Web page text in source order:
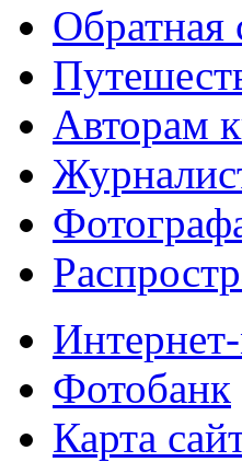
Обратная
Авторам
Фотобанк
Карта